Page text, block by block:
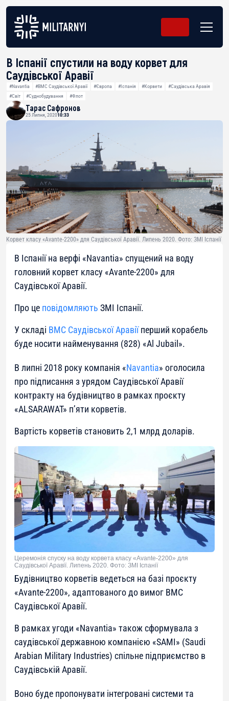
В Іспанії спустили на воду корвет для
Саудівської Аравії
#Navantia #ВМС Саудівської Аравії #Європа #Іспанія #Корвети
#Саудівська Аравія
#Світ
#Суднобудування #Флот
Тарас Сафронов
25 Липня, 202010:33
Корвет класу «Avante-2200» для Саудівської Аравії. Липень 2020. Фото: ЗМІ Іспанії
В Іспанії на верфі «Navantia» спущений на воду
головний корвет класу «Avante-2200» для
Саудівської Аравії.
Про це повідомляють ЗМІ Іспанії.
У складі ВМС Саудівської Аравіїперший корабель
буде носити найменування (828) «Al Jubail».
В липні 2018 року компанія «Navantia» оголосила
про підписання з урядом Саудівської Аравії
контракту на будівництво в рамках проєкту
«ALSARAWAT» п’яти корветів.
Вартість корветів становить 2,1 млрд доларів.
Церемонія спуску на воду корвета класу «Avante-2200» для
Саудівської Аравії. Липень 2020. Фото: ЗМІ Іспанії
Будівництво корветів ведеться на базі проєкту
«Avante-2200», адаптованого до вимог ВМС
Саудівської Аравії.
В рамках угоди «Navantia» також сформувала з
саудівської державною компанією «SAMI» (Saudi
Arabian Military Industries) спільне підприємство в
Саудівській Аравії.
Воно буде пропонувати інтегровані системи та